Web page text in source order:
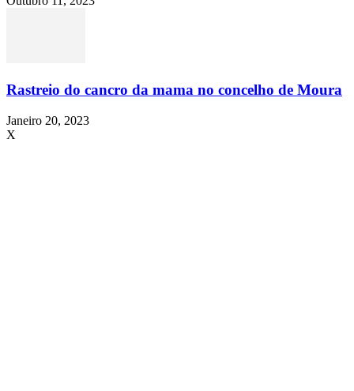
Rastreio do cancro da mama no concelho de Moura
Janeiro 20, 2023
X